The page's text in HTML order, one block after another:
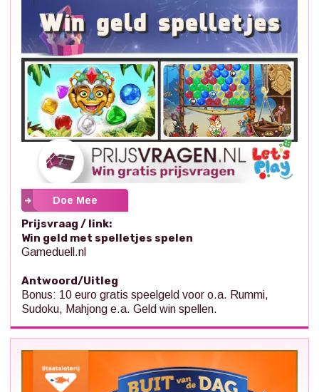
Doe Mee
Prijsvraag / link:
Win geld met spelletjes spelen
Gameduell.nl
Antwoord/Uitleg
Bonus: 10 euro gratis speelgeld voor o.a. Rummi,
Sudoku, Mahjong e.a. Geld win spellen.